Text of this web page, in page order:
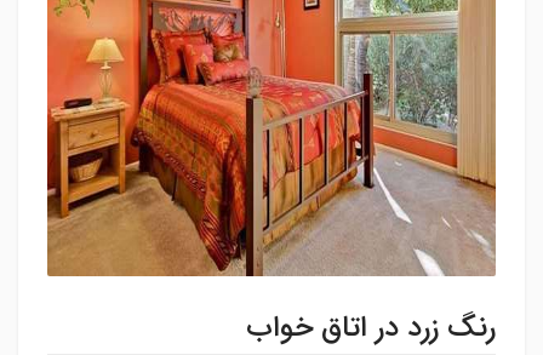
رنگ زرد در اتاق خواب